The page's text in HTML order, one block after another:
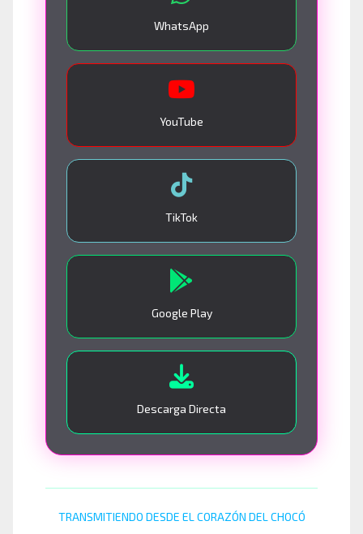
WhatsApp
YouTube
TikTok
Google Play
Descarga Directa
TRANSMITIENDO DESDE EL CORAZÓN DEL CHOCÓ